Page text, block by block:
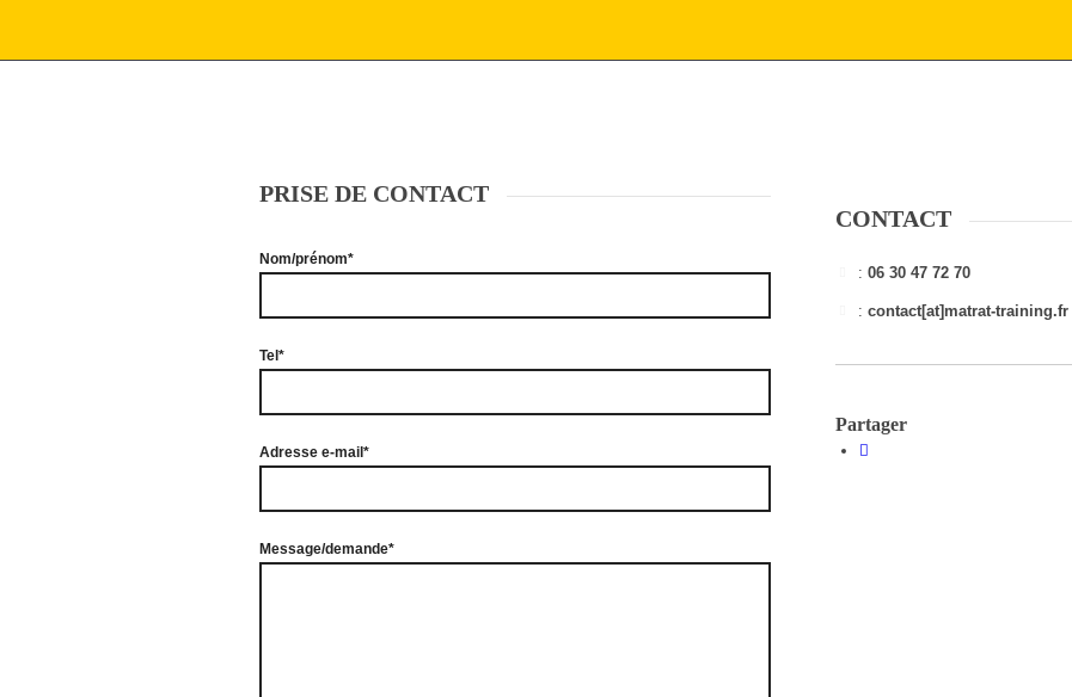
PRISE DE CONTACT
Nom/prénom*
Tel*
Adresse e-mail*
Message/demande*
CONTACT
: 06 30 47 72 70
: contact[at]matrat-training.fr
Partager